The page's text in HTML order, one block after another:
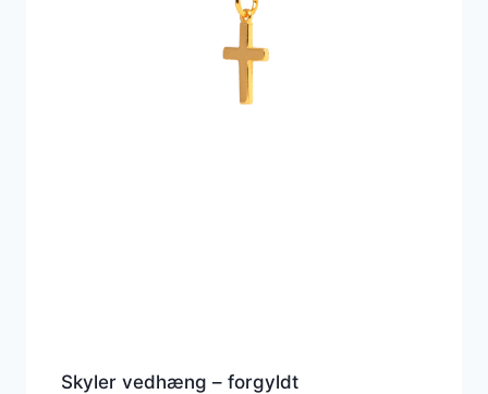
Skyler vedhæng – forgyldt